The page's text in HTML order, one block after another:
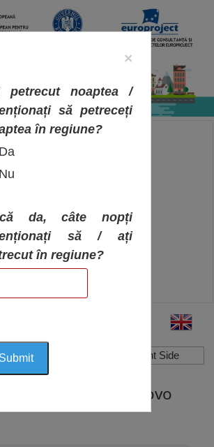
Side Show/Hide Right Side
Veliko Tărnovo
×
petrecut noaptea /
să petreceți
în regiune?
Da
Nu
da, câte nopți
să / ați
în regiune?